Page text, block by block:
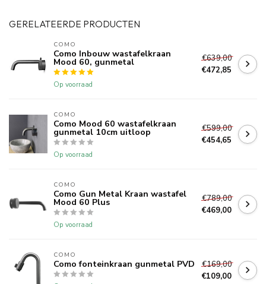
GERELATEERDE PRODUCTEN
COMO
Como Inbouw wastafelkraan
Mood 60, gunmetal
Op voorraad
€639,00
€472,85
COMO
Como Mood 60 wastafelkraan
gunmetal 10cm uitloop
Op voorraad
€599,00
€454,65
COMO
Como Gun Metal Kraan wastafel
Mood 60 Plus
Op voorraad
€789,00
€469,00
COMO
Como fonteinkraan gunmetal PVD
€169,00
€109,00